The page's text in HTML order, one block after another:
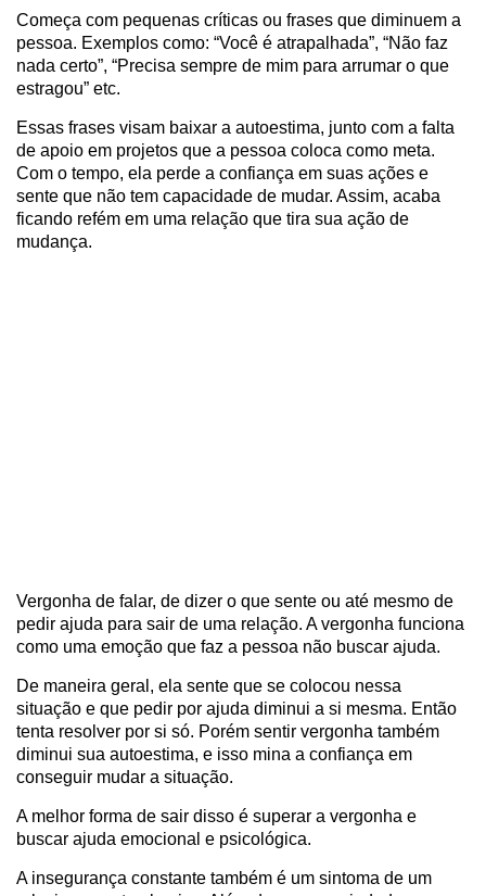
Começa com pequenas críticas ou frases que diminuem a
pessoa. Exemplos como: “Você é atrapalhada”, “Não faz
nada certo”, “Precisa sempre de mim para arrumar o que
estragou” etc.
Essas frases visam baixar a autoestima, junto com a falta
de apoio em projetos que a pessoa coloca como meta.
Com o tempo, ela perde a confiança em suas ações e
sente que não tem capacidade de mudar. Assim, acaba
ficando refém em uma relação que tira sua ação de
mudança.
Vergonha de falar, de dizer o que sente ou até mesmo de
pedir ajuda para sair de uma relação. A vergonha funciona
como uma emoção que faz a pessoa não buscar ajuda.
De maneira geral, ela sente que se colocou nessa
situação e que pedir por ajuda diminui a si mesma. Então
tenta resolver por si só. Porém sentir vergonha também
diminui sua autoestima, e isso mina a confiança em
conseguir mudar a situação.
A melhor forma de sair disso é superar a vergonha e
buscar ajuda emocional e psicológica.
A insegurança constante também é um sintoma de um